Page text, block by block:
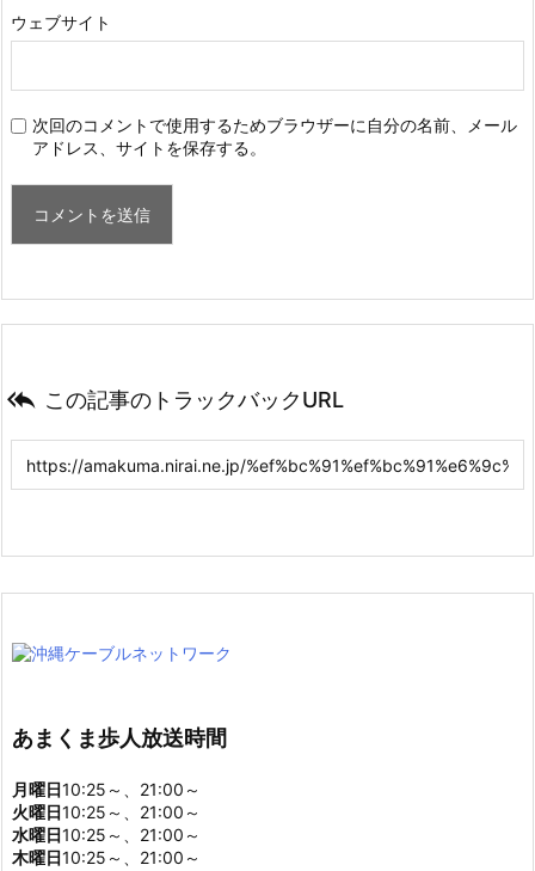
ウェブサイト
次回のコメントで使用するためブラウザーに自分の名前、メール
アドレス、サイトを保存する。
 この記事のトラックバックURL
あまくま歩人放送時間
月曜日10:25～、21:00～
火曜日10:25～、21:00～
水曜日10:25～、21:00～
木曜日10:25～、21:00～